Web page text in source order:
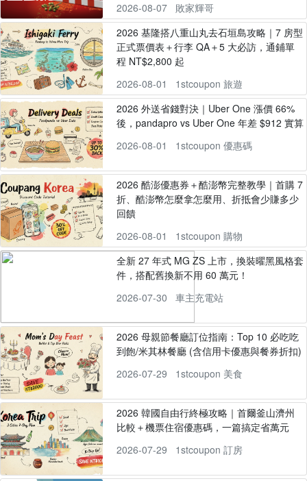
2026-08-07
敗家輝哥
2026 基隆搭八重山丸去石垣島攻略｜7 房型
正式票價表＋行李 QA＋5 大必訪，通鋪單
程 NT$2,800 起
2026-08-01
1stcoupon 旅遊
2026 外送省錢對決｜Uber One 漲價 66%
後，pandapro vs Uber One 年差 $912 實算
2026-08-01
1stcoupon 優惠碼
2026 酷澎優惠券＋酷澎幣完整教學｜首購 7
折、酷澎幣怎麼拿怎麼用、折抵會少賺多少
回饋
2026-08-01
1stcoupon 購物
全新 27 年式 MG ZS 上市，換裝曜黑風格套
件，搭配舊換新不用 60 萬元！
2026-07-30
車主充電站
2026 母親節餐廳訂位指南：Top 10 必吃吃
到飽/米其林餐廳 (含信用卡優惠與餐券折扣)
2026-07-29
1stcoupon 美食
2026 韓國自由行終極攻略｜首爾釜山濟州
比較＋機票住宿優惠碼，一篇搞定省萬元
2026-07-29
1stcoupon 訂房